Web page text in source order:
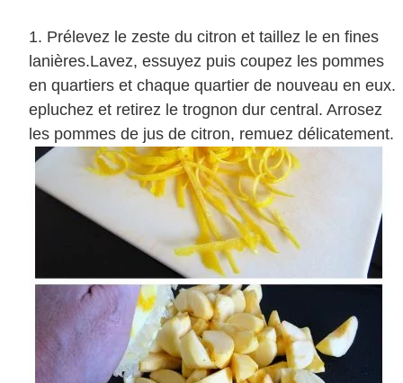
Prélevez le zeste du citron et taillez le en fines
lanières.Lavez, essuyez puis coupez les pommes
en quartiers et chaque quartier de nouveau en eux.
epluchez et retirez le trognon dur central. Arrosez
les pommes de jus de citron, remuez délicatement.